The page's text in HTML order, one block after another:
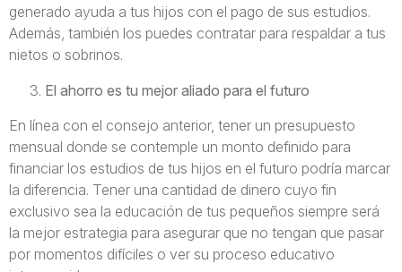
generado ayuda a tus hijos con el pago de sus estudios.
Además, también los puedes contratar para respaldar a tus
nietos o sobrinos.
El ahorro es tu mejor aliado para el futuro
En línea con el consejo anterior, tener un presupuesto
mensual donde se contemple un monto definido para
financiar los estudios de tus hijos en el futuro podría marcar
la diferencia. Tener una cantidad de dinero cuyo fin
exclusivo sea la educación de tus pequeños siempre será
la mejor estrategia para asegurar que no tengan que pasar
por momentos difíciles o ver su proceso educativo